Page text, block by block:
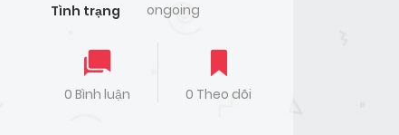
Tình trạng ongoing
0 Bình luận 0 Theo dõi